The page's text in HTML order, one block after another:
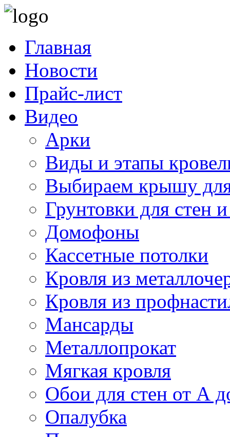
Главная
Новости
Прайс-лист
Видео
Арки
Виды и этапы
Выбираем крышу
Грунтовки для стен
Домофоны
Кассетные потолки
Кровля из
Кровля из
Мансарды
Металлопрокат
Мягкая кровля
Обои для стен от А
Опалубка